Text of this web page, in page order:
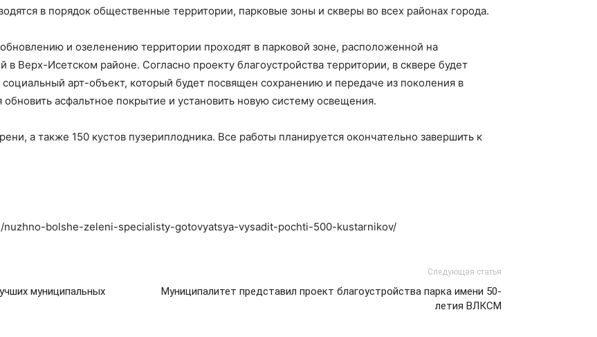
в порядок общественные территории, парковые зоны и скверы во всех районах города.
и озеленению территории проходят в парковой зоне, расположенной на
Верх-Исетском районе. Согласно проекту благоустройства территории, в сквере будет
арт-объект, который будет посвящен сохранению и передаче из поколения в
асфальтное покрытие и установить новую систему освещения.
а также 150 кустов пузериплодника. Все работы планируется окончательно завершить к
bolshe-zeleni-specialisty-gotovyatsya-vysadit-pochti-500-kustarnikov/
муниципальных
Следующая статья
Муниципалитет представил проект благоустройства парка имени 50-
летия ВЛКСМ